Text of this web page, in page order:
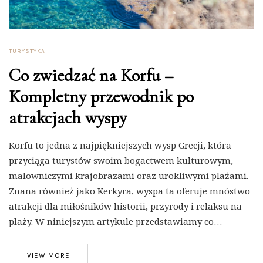
TURYSTYKA
Co zwiedzać na Korfu –
Kompletny przewodnik po
atrakcjach wyspy
Korfu to jedna z najpiękniejszych wysp Grecji, która
przyciąga turystów swoim bogactwem kulturowym,
malowniczymi krajobrazami oraz urokliwymi plażami.
Znana również jako Kerkyra, wyspa ta oferuje mnóstwo
atrakcji dla miłośników historii, przyrody i relaksu na
plaży. W niniejszym artykule przedstawiamy co…
VIEW MORE